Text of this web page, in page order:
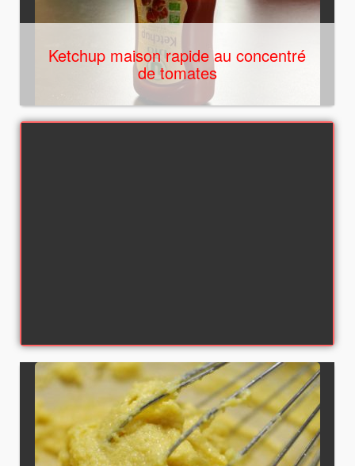
Ketchup maison rapide au concentré
de tomates